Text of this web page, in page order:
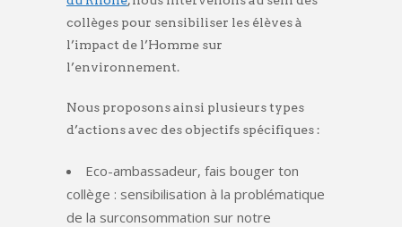
collèges pour sensibiliser les élèves à
l’impact de l’Homme sur
l’environnement.
Nous proposons ainsi plusieurs types
d’actions avec des objectifs spécifiques :
Eco-ambassadeur, fais bouger ton
collège : sensibilisation à la problématique
de la surconsommation sur notre